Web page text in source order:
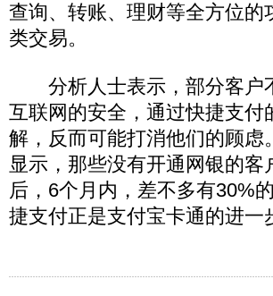
查询、转账、理财等全方位
类交易。
分析人士表示，部分客户
互联网的安全，通过快捷支
解，反而可能打消他们的顾
显示，那些没有开通网银的
后，6个月内，差不多有30%
捷支付正是支付宝卡通的进一